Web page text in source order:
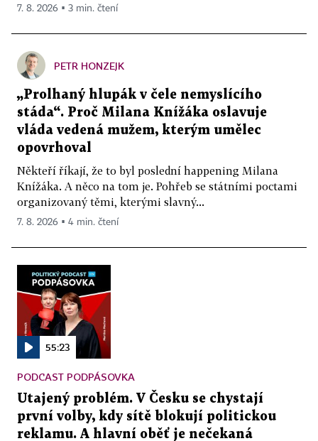
7. 8. 2026 ▪ 3 min. čtení
PETR HONZEJK
„Prolhaný hlupák v čele nemyslícího
stáda“. Proč Milana Knížáka oslavuje
vláda vedená mužem, kterým umělec
opovrhoval
Někteří říkají, že to byl poslední happening Milana
Knížáka. A něco na tom je. Pohřeb se státními poctami
organizovaný těmi, kterými slavný...
7. 8. 2026 ▪ 4 min. čtení
55:23
PODCAST PODPÁSOVKA
Utajený problém. V Česku se chystají
první volby, kdy sítě blokují politickou
reklamu. A hlavní oběť je nečekaná